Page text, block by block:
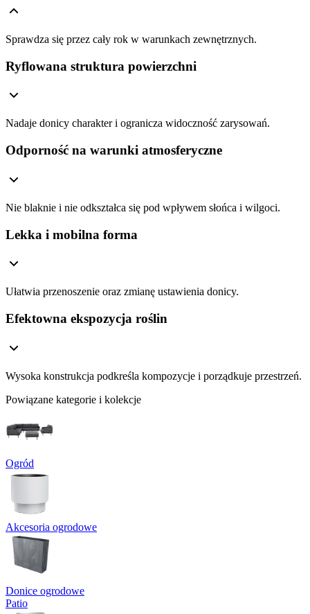
Sprawdza się przez cały rok w warunkach zewnętrznych.
Ryflowana struktura powierzchni
Nadaje donicy charakter i ogranicza widoczność zarysowań.
Odporność na warunki atmosferyczne
Nie blaknie i nie odkształca się pod wpływem słońca i wilgoci.
Lekka i mobilna forma
Ułatwia przenoszenie oraz zmianę ustawienia donicy.
Efektowna ekspozycja roślin
Wysoka konstrukcja podkreśla kompozycje i porządkuje przestrzeń.
Powiązane kategorie i kolekcje
Ogród
Akcesoria ogrodowe
Donice ogrodowe
Patio